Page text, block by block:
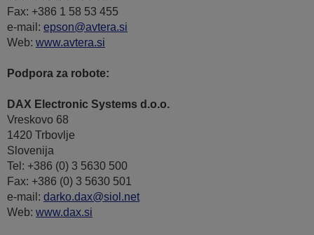
Fax: +386 1 58 53 455
e-mail: epson@avtera.si
Web: www.avtera.si
Podpora za robote:
DAX Electronic Systems d.o.o.
Vreskovo 68
1420 Trbovlje
Slovenija
Tel: +386 (0) 3 5630 500
Fax: +386 (0) 3 5630 501
e-mail: darko.dax@siol.net
Web: www.dax.si